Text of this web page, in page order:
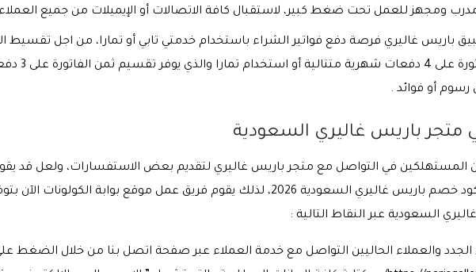
ومجهز للعمل تحت ضغط كبير، لاستقبال كافة الاتصالات أو الإيميلات من جميع
باريس غاليري فرصة دفع فواتير الشراء باستخدام خدمتي تابي أو تمارا، من اجل تقسيط
تابي
أو فوائد .
متجر باريس غاليري السعودية
المستهلكين في التواصل مع متجر باريس غاليري لتقديم بعض الاستفسارات، ولعل قد
الحصول على اجدد برومو كود خصم باريس غاليري السعودية 2026، لذلك يقوم فريق عمل موقع
السعودية عبر النقاط التالية :
والعملاء الحاليين التواصل مع خدمة العملاء عبر صفحة اتصل بنا من خلال الضغط